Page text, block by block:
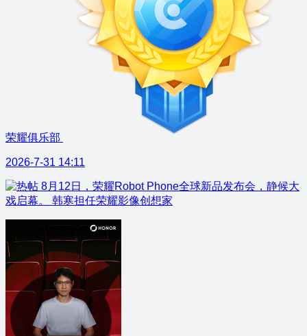
荣耀俱乐部
2026-7-31 14:11
8月12日，荣耀Robot Phone全球新品发布会，静候大
戏启幕。 韩寒担任荣耀影像创想家